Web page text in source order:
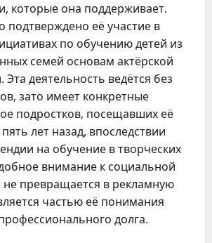
которые она поддерживает.
подтверждено её участие в
по обучению детей из
семей основам актёрской
деятельность ведётся без
зато имеет конкретные
подростков, посещавших её
лет назад, впоследствии
на обучение в творческих
внимание к социальной
превращается в рекламную
частью её понимания
долга.